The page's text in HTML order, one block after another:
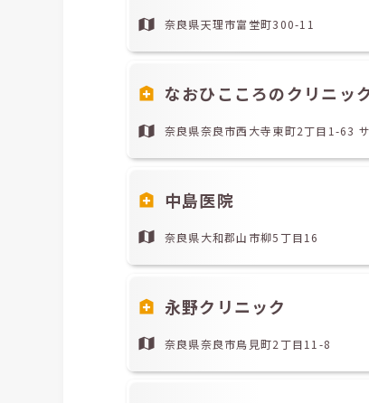
奈良県天理市富堂町300-11
なおひこころのクリニッ
奈良県奈良市西大寺東町2丁目1-63
中島医院
奈良県大和郡山市柳5丁目16
永野クリニック
奈良県奈良市鳥見町2丁目11-8